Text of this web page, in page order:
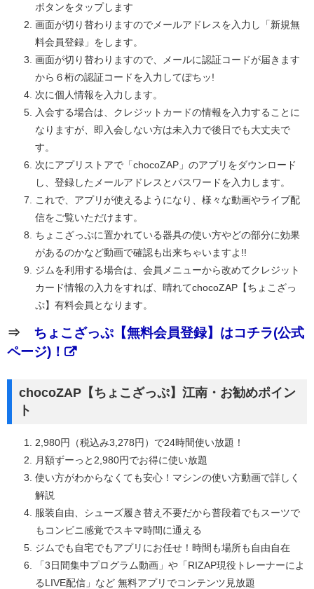
ボタンをタップします
画面が切り替わりますのでメールアドレスを入力し「新規無
料会員登録」をします。
画面が切り替わりますので、メールに認証コードが届きます
から６桁の認証コードを入力してぽちッ!
次に個人情報を入力します。
入会する場合は、クレジットカードの情報を入力することに
なりますが、即入会しない方は未入力で後日でも大丈夫で
す。
次にアプリストアで「chocoZAP」のアプリをダウンロード
し、登録したメールアドレスとパスワードを入力します。
これで、アプリが使えるようになり、様々な動画やライブ配
信をご覧いただけます。
ちょこざっぷに置かれている器具の使い方やどの部分に効果
があるのかなど動画で確認も出来ちゃいますよ!!
ジムを利用する場合は、会員メニューから改めてクレジット
カード情報の入力をすれば、晴れてchocoZAP【ちょこざっ
ぷ】有料会員となります。
⇒ ちょこざっぷ【無料会員登録】はコチラ(公式
ページ)！
chocoZAP【ちょこざっぷ】江南・お勧めポイン
ト
2,980円（税込み3,278円）で24時間使い放題！
月額ずーっと2,980円でお得に使い放題
使い方がわからなくても安心！マシンの使い方動画で詳しく
解説
服装自由、シューズ履き替え不要だから普段着でもスーツで
もコンビニ感覚でスキマ時間に通える
ジムでも自宅でもアプリにお任せ！時間も場所も自由自在
「3日間集中プログラム動画」や「RIZAP現役トレーナーによ
るLIVE配信」など 無料アプリでコンテンツ見放題